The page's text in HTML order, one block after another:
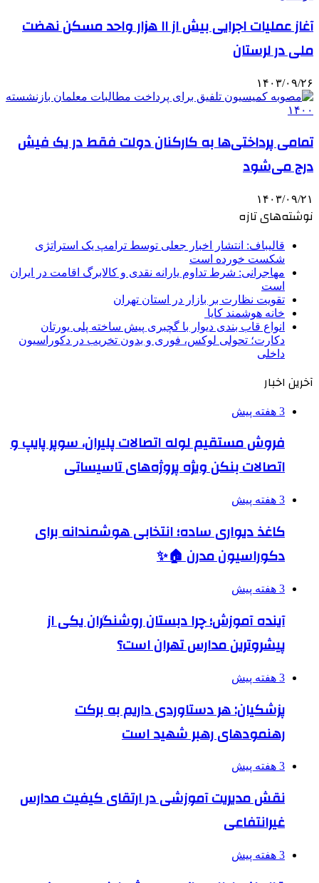
آغاز عملیات اجرایی بیش از ۱۱ هزار واحد مسکن نهضت
ملی در لرستان
۱۴۰۳/۰۹/۲۶
تمامی پرداختی‌ها به کارکنان دولت فقط در یک فیش
درج می‌شود
۱۴۰۳/۰۹/۲۱
نوشته‌های تازه
قالیباف: انتشار اخبار جعلی توسط ترامپ یک استراتژی
شکست خورده است
مهاجرانی: شرط تداوم یارانه نقدی و کالابرگ اقامت در ایران
است
تقویت نظارت بر بازار در استان تهران
خانه هوشمند کایا
انواع قاب بندی دیوار با گچبری پیش ساخته پلی یورتان
دکارت؛ تحولی لوکس، فوری و بدون تخریب در دکوراسیون
داخلی
آخرین اخبار
3 هفته پیش
فروش مستقیم لوله اتصالات پلیران، سوپر پایپ و
اتصالات بنکن ویژه پروژه‌های تاسیساتی
3 هفته پیش
کاغذ دیواری ساده؛ انتخابی هوشمندانه برای
دکوراسیون مدرن 🏠✨
3 هفته پیش
آینده آموزش؛ چرا دبستان روشنگران یکی از
پیشروترین مدارس تهران است؟
3 هفته پیش
پزشکیان: هر دستاوردی داریم به برکت
رهنمودهای رهبر شهید است
3 هفته پیش
نقش مدیریت آموزشی در ارتقای کیفیت مدارس
غیرانتفاعی
3 هفته پیش